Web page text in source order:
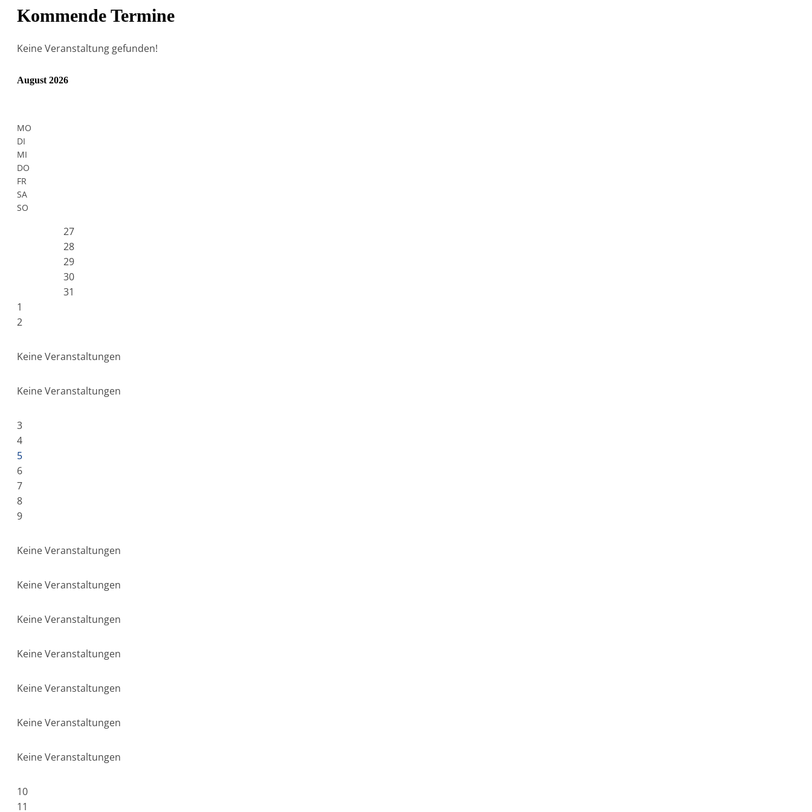
Kommende Termine
Keine Veranstaltung gefunden!
August 2026
MO
DI
MI
DO
FR
SA
SO
27
28
29
30
31
1
2
Keine Veranstaltungen
Keine Veranstaltungen
3
4
5
6
7
8
9
Keine Veranstaltungen
Keine Veranstaltungen
Keine Veranstaltungen
Keine Veranstaltungen
Keine Veranstaltungen
Keine Veranstaltungen
Keine Veranstaltungen
10
11